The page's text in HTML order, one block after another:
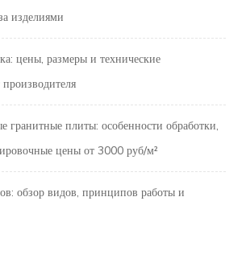
изделиями
цены, размеры и технические
гранитные плиты: особенности обработки,
цены от 3000 руб/м²
обзор видов, принципов работы и